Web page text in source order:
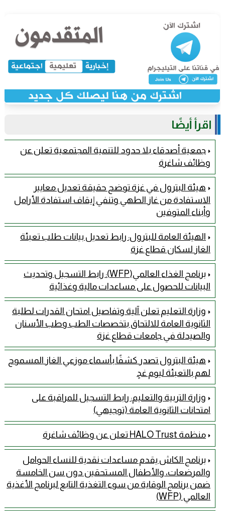
اقرأ أيضًا
جمعية أصدقاء بلا حدود للتنمية المجتمعية تعلن عن
وظائف شاغرة
هيئة البترول في غزة توضح حقيقة تعديل معايير
الاستفادة من غاز الطهي وتنفي إيقاف استفادة الأرامل
وأبناء المتوفين
الهيئة العامة للبترول: رابط تعديل بيانات طلب تعبئة
الغاز لسكان قطاع غزة
برنامج الغذاء العالمي(WFP): رابط التسجيل وتحديث
البيانات للحصول على مساعدات مالية وغذائية
وزارة التعليم تعلن آلية وتفاصيل امتحان القدرات لطلبة
الثانوية العامة للالتحاق بتخصصات الطب وطب الأسنان
والصيدلة في جامعات قطاع غزة
هيئة البترول تصدر كشفًا بأسماء موزعي الغاز المسموح
لهم بالتعبئة ليوم غدٍ
وزارة التربية والتعليم: رابط التسجيل للمراقبة على
امتحانات الثانوية العامة (توجيهي)
منظمة HALO Trust تعلن عن وظائف شاغرة
برنامج الكاش يقدم مساعدات نقدية للنساء الحوامل
والمرضعات، والأطفال المستحقين دون سن الخامسة
ضمن برنامج الوقاية من سوء التغذية التابع لبرنامج الأغذية
العالمي (WFP)